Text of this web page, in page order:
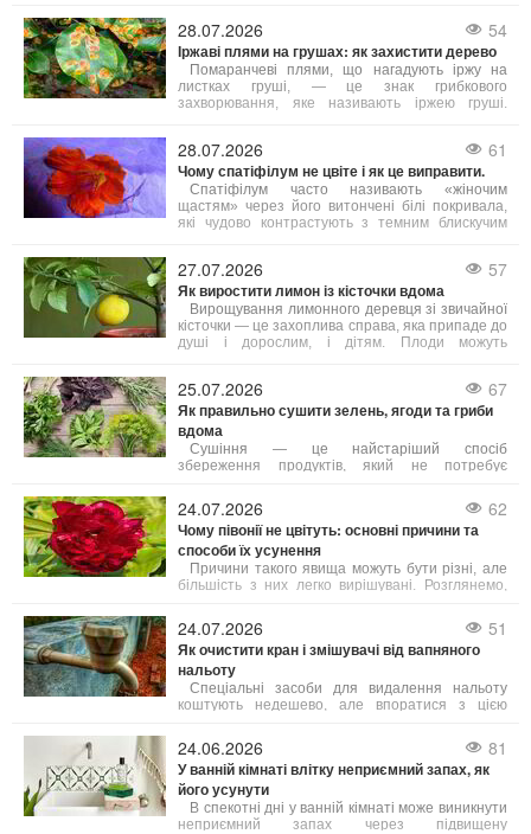
вони схильні переоцінювати швидше, ніж
недооцінювати.
28.07.2026 54
Іржаві плями на грушах: як захистити дерево
Помаранчеві плями, що нагадують іржу на
листках груші, — це знак грибкового
захворювання, яке називають іржею груші.
рано, дерево ослаблюється, гірше дає плоди та
важче проходить підготовку до зими. Тому дуже
важливо боротися з цією хворобою.
28.07.2026 61
Чому спатіфілум не цвіте і як це виправити.
Спатіфілум часто називають «жіночим
щастям» через його витончені білі покривала,
які чудово контрастують з темним блискучим
протягом місяців або навіть років. Причин
відсутності цвітіння декілька, і більшість з них
легко усунути.
27.07.2026 57
Як виростити лимон із кісточки вдома
Вирощування лимонного деревця зі звичайної
кісточки — це захоплива справа, яка припаде до
душі і дорослим, і дітям. Плоди можуть
чудовою прикрасою будь-якого підвіконня.
Головне — знати кілька корисних порад, з яких
починається успіх.
25.07.2026 67
Як правильно сушити зелень, ягоди та гриби
вдома
Сушіння — це найстаріший спосіб
збереження продуктів, який не потребує
зберегти корисні речовини. Якщо зелень, ягоди
або гриби висушені за правилами, вони довго
зберігають свій аромат і смакові властивості.
Розглянемо, як сушити різні продукти вдома
різними методами.
24.07.2026 62
Чому півонії не цвітуть: основні причини та
способи їх усунення
Причини такого явища можуть бути різні, але
більшість з них легко вирішувані. Розглянемо,
щороку радували рясним і тривалим цвітінням.
24.07.2026 51
Як очистити кран і змішувачі від вапняного
нальоту
Спеціальні засоби для видалення нальоту
коштують недешево, але впоратися з цією
продуктами. Розглянемо, як повернути блиск
сантехніці й при цьому не пошкодити її
делікатне покриття.
24.06.2026 81
У ванній кімнаті влітку неприємний запах, як
його усунути
В спекотні дні у ванній кімнаті може виникнути
неприємний запах через підвищену